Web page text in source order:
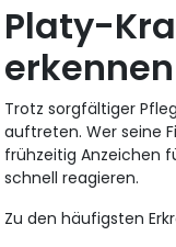
Platy-
Trotz sorgfältiger
auftreten. Wer seine
frühzeitig Anzeichen
schnell reagieren.
Zu den häufigsten